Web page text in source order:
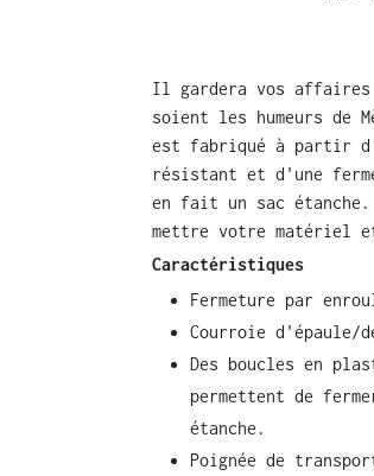
Il gardera vos affaires
soient les humeurs de
est fabriqué à partir
résistant et d'une
en fait un sac étanche.
mettre votre matériel
Caractéristiques
Fermeture par
Courroie d'épaule/
Des boucles en
permettent de
étanche.
Poignée de